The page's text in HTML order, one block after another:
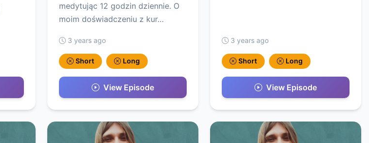
medytując 12 godzin dziennie. O
moim doświadczeniu z kur…
3 years ago
Short Long
View Episode
3 years ago
Short Long
View Episode